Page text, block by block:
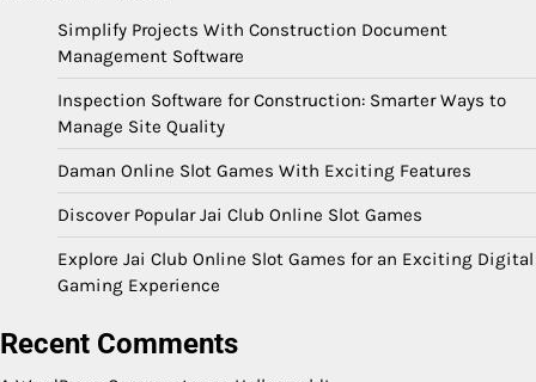
Simplify Projects With Construction Document
Management Software
Inspection Software for Construction: Smarter Ways to
Manage Site Quality
Daman Online Slot Games With Exciting Features
Discover Popular Jai Club Online Slot Games
Explore Jai Club Online Slot Games for an Exciting Digital
Gaming Experience
Recent Comments